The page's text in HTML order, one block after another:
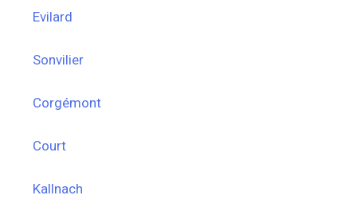
Evilard
Sonvilier
Corgémont
Court
Kallnach